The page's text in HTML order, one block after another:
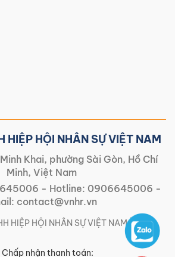
HIỆP HỘI NHÂN SỰ VIỆT NAM
Khai, phường Sài Gòn, Hồ Chí
Minh, Việt Nam
- Hotline: 0906645006 -
contact@vnhr.vn
HIỆP HỘI NHÂN SỰ VIỆT NAM | |
Chấp nhận thanh toán: